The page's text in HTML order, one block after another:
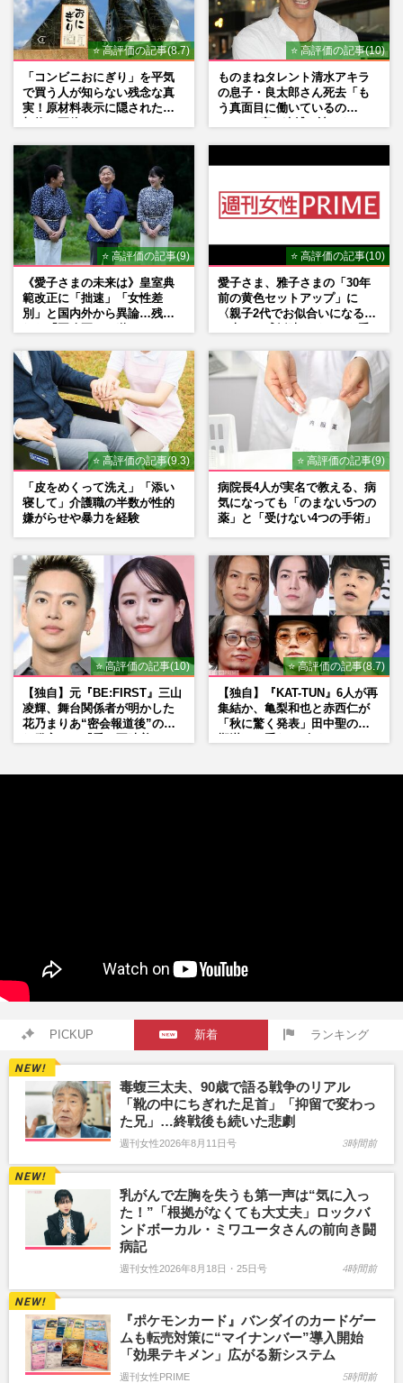
⭐ 高評価の記事(8.7)
「コンビニおにぎり」を平気
で買う人が知らない残念な真
実！原材料表示に隠された添
⭐ 高評価の記事(10)
ものまねタレント清水アキラ
の息子・良太郎さん死去「も
う真面目に働いているの
⭐ 高評価の記事(9)
《愛子さまの未来は》皇室典
範改正に「拙速」「女性差
別」と国内外から異論…残さ
⭐ 高評価の記事(10)
愛子さま、雅子さまの「30年
前の黄色セットアップ」に
〈親子2代でお似合いになる〉
⭐ 高評価の記事(9.3)
「皮をめくって洗え」「添い
寝して」介護職の半数が性的
嫌がらせや暴力を経験
⭐ 高評価の記事(9)
病院長4人が実名で教える、病
気になっても「のまない5つの
薬」と「受けない4つの手術」
⭐ 高評価の記事(10)
【独自】元『BE:FIRST』三山
凌輝、舞台関係者が明かした
花乃まりあ“密会報道後”の呆
⭐ 高評価の記事(8.7)
【独自】『KAT-TUN』6人が再
集結か、亀梨和也と赤西仁が
「秋に驚く発表」田中聖の刑
PICKUP 新着 ランキング
毒蝮三太夫、90歳で語る戦争のリアル
「靴の中にちぎれた足首」「抑留で変わっ
た兄」…終戦後も続いた悲劇
週刊女性2026年8月11日号 3時間前
乳がんで左胸を失うも第一声は“気に入っ
た！”「根拠がなくても大丈夫」ロックバ
ンドボーカル・ミワユータさんの前向き闘
病記
週刊女性2026年8月18日・25日号 4時間前
『ポケモンカード』バンダイのカードゲー
ムも転売対策に“マイナンバー”導入開始
「効果テキメン」広がる新システム
週刊女性PRIME 5時間前